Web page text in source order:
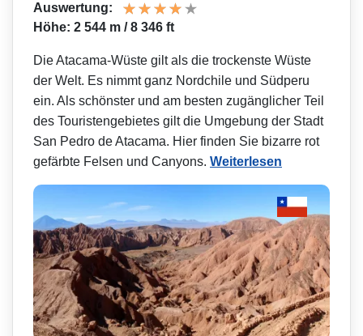
Auswertung:
Höhe: 2 544 m / 8 346 ft
Die Atacama-Wüste gilt als die trockenste Wüste
der Welt. Es nimmt ganz Nordchile und Südperu
ein. Als schönster und am besten zugänglicher Teil
des Touristengebietes gilt die Umgebung der Stadt
San Pedro de Atacama. Hier finden Sie bizarre rot
gefärbte Felsen und Canyons. Weiterlesen